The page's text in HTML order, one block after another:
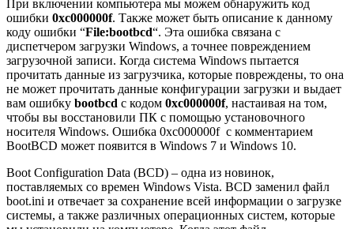
При включении компьютера мы можем обнаружить код
ошибки 0xc000000f. Также может быть описание к данному
коду ошибки “File:bootbcd“. Эта ошибка связана с
диспетчером загрузки Windows, а точнее повреждением
загрузочной записи. Когда система Windows пытается
прочитать данные из загрузчика, которые повреждены, то она
не может прочитать данные конфигурации загрузки и выдает
вам ошибку bootbcd с кодом 0xc000000f, настаивая на том,
чтобы вы восстановили ПК с помощью установочного
носителя Windows. Ошибка 0xc000000f с комментарием
BootBCD может появится в Windows 7 и Windows 10.
Boot Configuration Data (BCD) – одна из новинок,
поставляемых со времен Windows Vista. BCD заменил файл
boot.ini и отвечает за сохранение всей информации о загрузке
системы, а также различных операционных систем, которые